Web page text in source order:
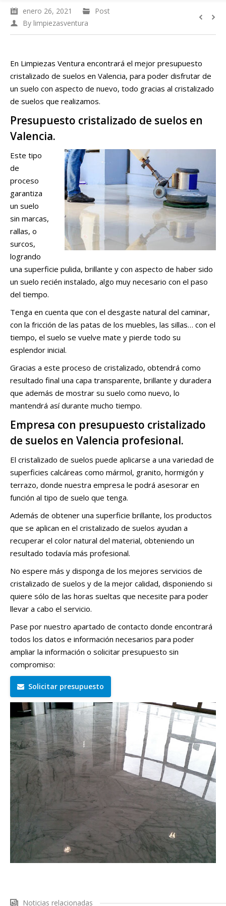
enero 26, 2021
Post
By limpiezasventura
En Limpiezas Ventura encontrará el mejor presupuesto
cristalizado de suelos en Valencia, para poder disfrutar de
un suelo con aspecto de nuevo, todo gracias al cristalizado
de suelos que realizamos.
Presupuesto cristalizado de suelos en
Valencia.
Este tipo
de
proceso
garantiza
un suelo
sin marcas,
rallas, o
surcos,
logrando
una superficie pulida, brillante y con aspecto de haber sido
un suelo recién instalado, algo muy necesario con el paso
del tiempo.
Tenga en cuenta que con el desgaste natural del caminar,
con la fricción de las patas de los muebles, las sillas… con el
tiempo, el suelo se vuelve mate y pierde todo su
esplendor inicial.
Gracias a este proceso de cristalizado, obtendrá como
resultado final una capa transparente, brillante y duradera
que además de mostrar su suelo como nuevo, lo
mantendrá así durante mucho tiempo.
Empresa con presupuesto cristalizado
de suelos en Valencia profesional.
El cristalizado de suelos puede aplicarse a una variedad de
superficies calcáreas como mármol, granito, hormigón y
terrazo, donde nuestra empresa le podrá asesorar en
función al tipo de suelo que tenga.
Además de obtener una superficie brillante, los productos
que se aplican en el cristalizado de suelos ayudan a
recuperar el color natural del material, obteniendo un
resultado todavía más profesional.
No espere más y disponga de los mejores servicios de
cristalizado de suelos y de la mejor calidad, disponiendo si
quiere sólo de las horas sueltas que necesite para poder
llevar a cabo el servicio.
Pase por nuestro apartado de contacto donde encontrará
todos los datos e información necesarios para poder
ampliar la información o solicitar presupuesto sin
compromiso:
Solicitar presupuesto
Noticias relacionadas